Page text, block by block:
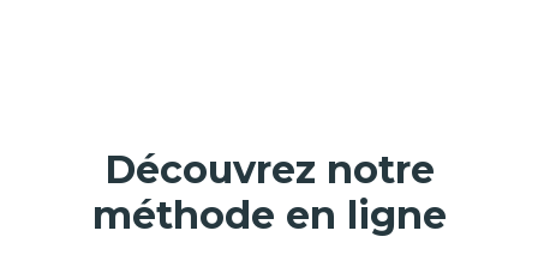
Découvrez notre
méthode en ligne